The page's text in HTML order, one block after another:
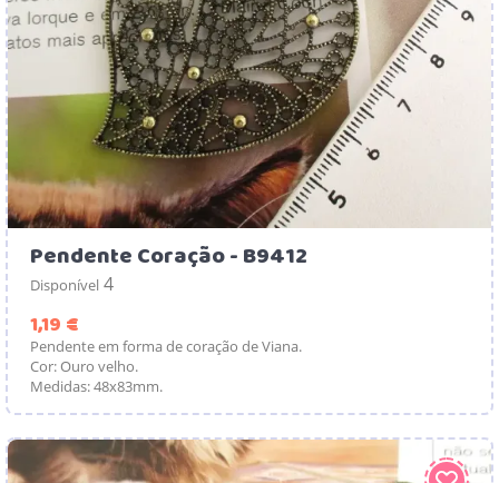
Pendente Coração - B9412
Disponível 4
1,19 €
Pendente em forma de coração de Viana.
Cor: Ouro velho.
Medidas: 48x83mm.